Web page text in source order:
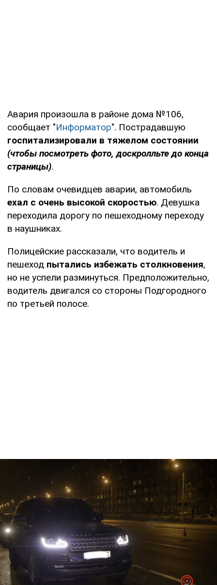
Авария произошла в районе дома №106,
сообщает "Информатор". Пострадавшую
госпитализировали в тяжелом состоянии
(чтобы посмотреть фото, доскролльте до конца
страницы).
По словам очевидцев аварии, автомобиль
ехал с очень высокой скоростью. Девушка
переходила дорогу по пешеходному переходу
в наушниках.
Полицейские рассказали, что водитель и
пешеход пытались избежать столкновения,
но не успели разминуться. Предположительно,
водитель двигался со стороны Подгородного
по третьей полосе.